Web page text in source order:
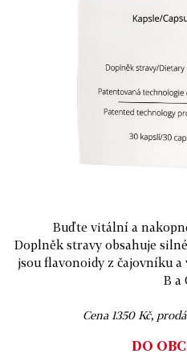
Buďte vitální a
Doplněk stravy obsahuje
jsou flavonoidy z čajovníku
B a
Cena 1350 Kč,
DO